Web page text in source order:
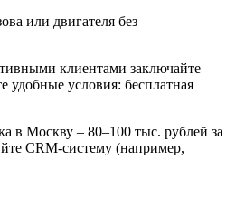
или двигателя без
клиентами заключайте
удобные условия: бесплатная
в Москву – 80–100 тыс. рублей за
CRM-систему (например,